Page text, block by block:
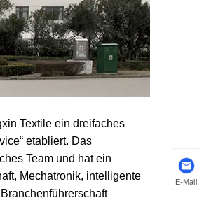
Textile ein dreifaches
etabliert. Das
Team und hat ein
Mechatronik, intelligente
E-Mail